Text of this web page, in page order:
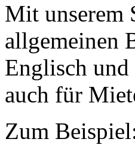
Mit unserem
allgemeinen
Englisch und
auch für
Zum